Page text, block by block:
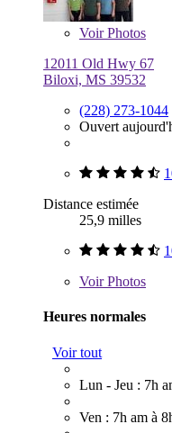
VoirPhotos
12011 Old Hwy 67
Biloxi, MS 39532
(228) 273-1044
Ouvert
Distance estimée
25,9 milles
VoirPhotos
Heures normales
Voir tout
Lun - Jeu : 7h
Ven : 7h am à